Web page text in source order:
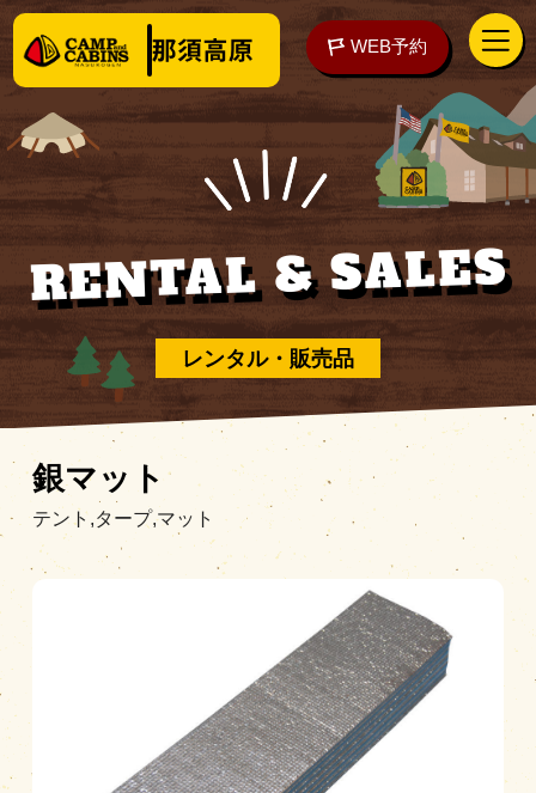
WEB予約
泊まる
楽しむ
ご予約の前に
アクセス WEB予約
営業時間|お知らせ
レンタル・販売品
RENTAL & SALES
銀マット
テント,タープ,マット